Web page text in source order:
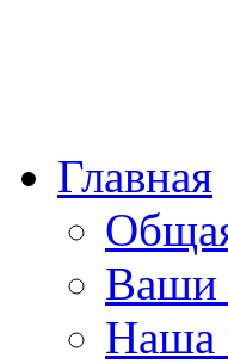
Главная
Ваши
Наша